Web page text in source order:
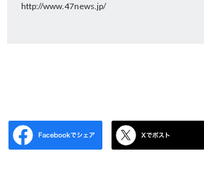
http://www.47news.jp/